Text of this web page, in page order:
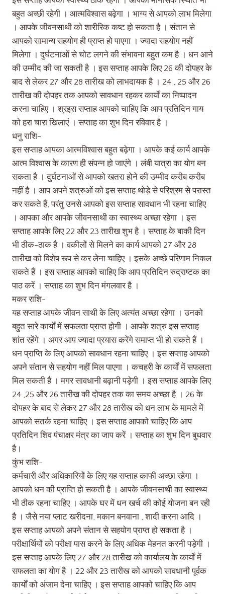
बहुत अच्छी रहेगी । आत्मविश्वास बढ़ेगा । भाग्य से आपको लाभ मिलेगा
। आपके जीवनसाथी को शारीरिक कष्ट हो सकता है । संतान से
आपको सामान्य सहयोग ही प्राप्त हो पाएगा । ज्यादा सहयोग नहीं
मिलेगा । दुर्घटनाओं से चोट लगने की संभावना बहुत कम है । धन आने
की उम्मीद की जा सकती है । इस सप्ताह आपके लिए 26 की दोपहर के
बाद से लेकर 27 और 28 तारीख को लाभदायक है । 24 , 25 और 26
तारीख की दोपहर तक आपको सावधान रहकर कार्यों का निष्पादन
करना चाहिए । श्रइस सप्ताह आपको चाहिए कि आप प्रतिदिन गाय
को हरा चारा खिलाएं । सप्ताह का शुभ दिन रविवार है ।
धनु राशि-
इस सप्ताह आपका आत्मविश्वास बहुत बढ़ेगा । आपके कई कार्य आपके
आत्म विश्वास के कारण ही संपन्न हो जाएंगे । लंबी यात्रा का योग बन
सकता है । दुर्घटनाओं से आपको खतरा होने की उम्मीद करीब करीब
नहीं है । आप अपने शत्रुओं को इस सप्ताह थोड़े से परिश्रम से परास्त
कर सकते हैं, परंतु उनसे आपको इस सप्ताह सावधान भी रहना चाहिए
। आपका और आपके जीवनसाथी का स्वास्थ्य अच्छा रहेगा । इस
सप्ताह आपके लिए 22 और 23 तारीख शुभ है । सप्ताह के बाकी दिन
भी ठीक-ठाक है । वकीलों से मिलने का कार्य आपको 27 और 28
तारीख को विशेष रूप से कर लेना चाहिए । इसके अच्छे परिणाम निकल
सकते हैं । इस सप्ताह आपको चाहिए कि आप प्रतिदिन रुद्राष्टक का
पाठ करें । सप्ताह का शुभ दिन मंगलवार है ।
मकर राशि-
यह सप्ताह आपके जीवन साथी के लिए अत्यंत अच्छा रहेगा । उनको
बहुत सारे कार्यों में सफलता प्राप्त होगी । आपके शत्रु इस सप्ताह
शांत रहेंगे । अगर आप ज्यादा प्रयास करेंगे समाप्त भी हो सकते हैं ।
धन प्राप्ति के लिए आपको सावधान रहना चाहिए । इस सप्ताह आपको
अपने संतान से सहयोग नहीं मिल पाएगा । कचहरी के कार्यों में सफलता
मिल सकती है । मगर सावधानी बढ़ानी पड़ेगी । इस सप्ताह आपके लिए
24 ,25 और 26 तारीख की दोपहर तक का समय अच्छा है । 26 के
दोपहर के बाद से लेकर 27 और 28 तारीख को धन लाभ के मामले में
आपको सतर्क रहना चाहिए । इस सप्ताह आपको चाहिए कि आप
प्रतिदिन शिव पंचाक्षर मंत्र का जाप करें । सप्ताह का शुभ दिन बुधवार
है।
कुंभ राशि-
कर्मचारी और अधिकारियों के लिए यह सप्ताह काफी अच्छा रहेगा ।
आपको धन की प्राप्ति हो सकती है । आपके जीवनसाथी का स्वास्थ्य
भी ठीक रहना चाहिए । आपके घर में धन खर्च की कोई योजना बन रही
है । जैसे नया प्लाट खरीदना, मकान बनवाना , शादी करना आदि ।
इस सप्ताह आपको अपने संतान से सहयोग प्राप्त हो सकता है ।
परीक्षार्थियों को परीक्षा पास करने के लिए अधिक मेहनत करनी पड़ेगी ।
इस सप्ताह आपके लिए 27 और 28 तारीख को कार्यालय के कार्यों में
सफलता का योग है । 22 और 23 तारीख को आपको सावधानी पूर्वक
कार्यों को अंजाम देना चाहिए । इस सप्ताह आपको चाहिए कि आप